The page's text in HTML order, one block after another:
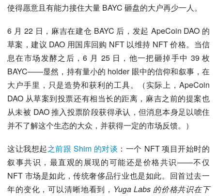
使得愿意且有能力接住大量 BAYC 砸盘的大户再少一人。
6 月 22 日，麻吉在建仓 BAYC 后，发起 ApeCoin DAO 的
草案，建议 DAO 用国库回购 NFT 以维持 NFT 价格。当信
息在市场发酵之后，6 月 25 日，他一把砸掉手中 39 枚
BAYC——显然，持有量小的 holder 眼中的信仰和叙事，在
大户手里，只是造势和获利的工具。（实际上，ApeCoin
DAO 从草案到投票还有相当长的距离，麻吉之前的提案也
从未被 DAO 推入投票阶段获得承认，但消息本身足以唬住
并不了解这个生态的大众，并获得一定的市场反馈。）
这让我想起之前跟 Shim 的对谈 ：一个 NFT 项目开始时的
叙事共识，最直观的展现的可能还是价格共识——不仅
NFT 市场是如此，传统奢侈品行业也是如此。回首过去一
年的变化，可以清晰地看到， Yuga Labs 的价格共识在下